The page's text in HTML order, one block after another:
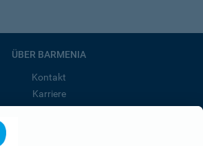
ÜBER BARMENIA
Kontakt
Karriere